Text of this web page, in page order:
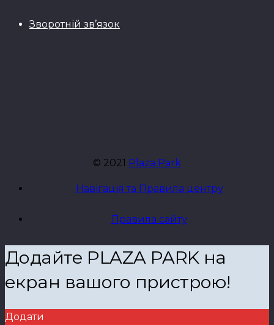
Зворотній зв’язок
© 2021 Plaza Park
Навігація та Правила центру
Правила сайту
Додайте PLAZA PARK на
екран вашого пристрою!
Додати